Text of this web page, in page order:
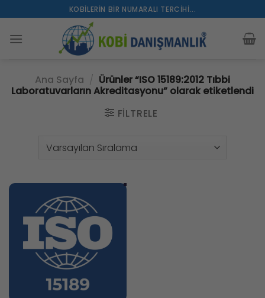
atla
KOBILERIN BIR NUMARALI TERCIHI...
Ana Sayfa / Ürünler “ISO 15189:2012 Tıbbi
Laboratuvarların Akreditasyonu” olarak etiketlendi
FILTRELE